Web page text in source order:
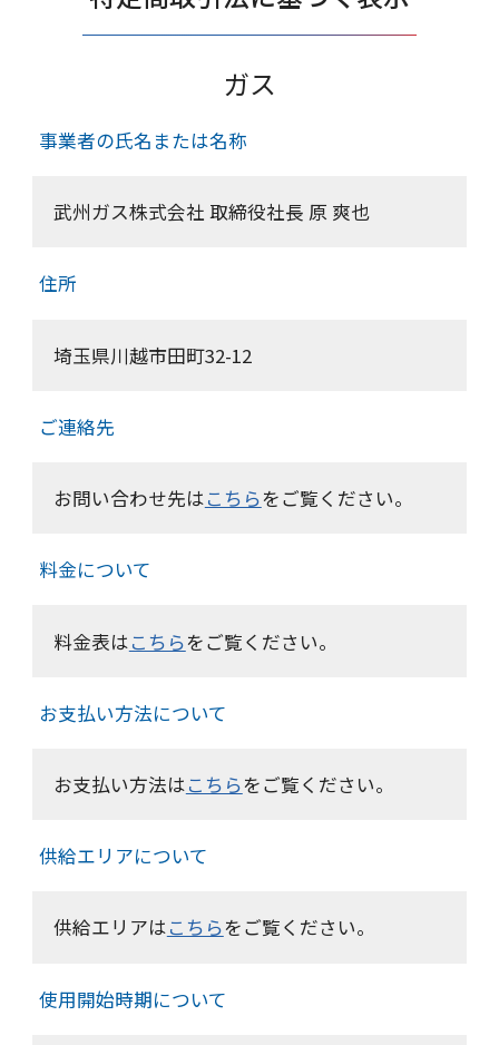
ガス
事業者の氏名または名称
武州ガス株式会社 取締役社長 原 爽也
住所
埼玉県川越市田町32-12
ご連絡先
お問い合わせ先はこちらをご覧ください。
料金について
料金表はこちらをご覧ください。
お支払い方法について
お支払い方法はこちらをご覧ください。
供給エリアについて
供給エリアはこちらをご覧ください。
使用開始時期について